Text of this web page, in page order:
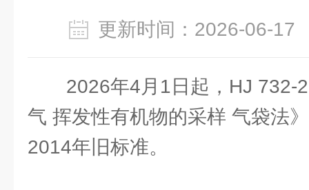
更新时间：2026-06-
2026年4月1日起，HJ 732-
气 挥发性有机物的采样 气袋法
2014年旧标准。